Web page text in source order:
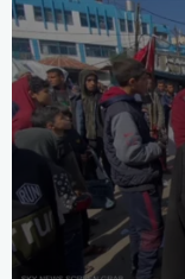
0
seconds
of
1
minute,
seconds